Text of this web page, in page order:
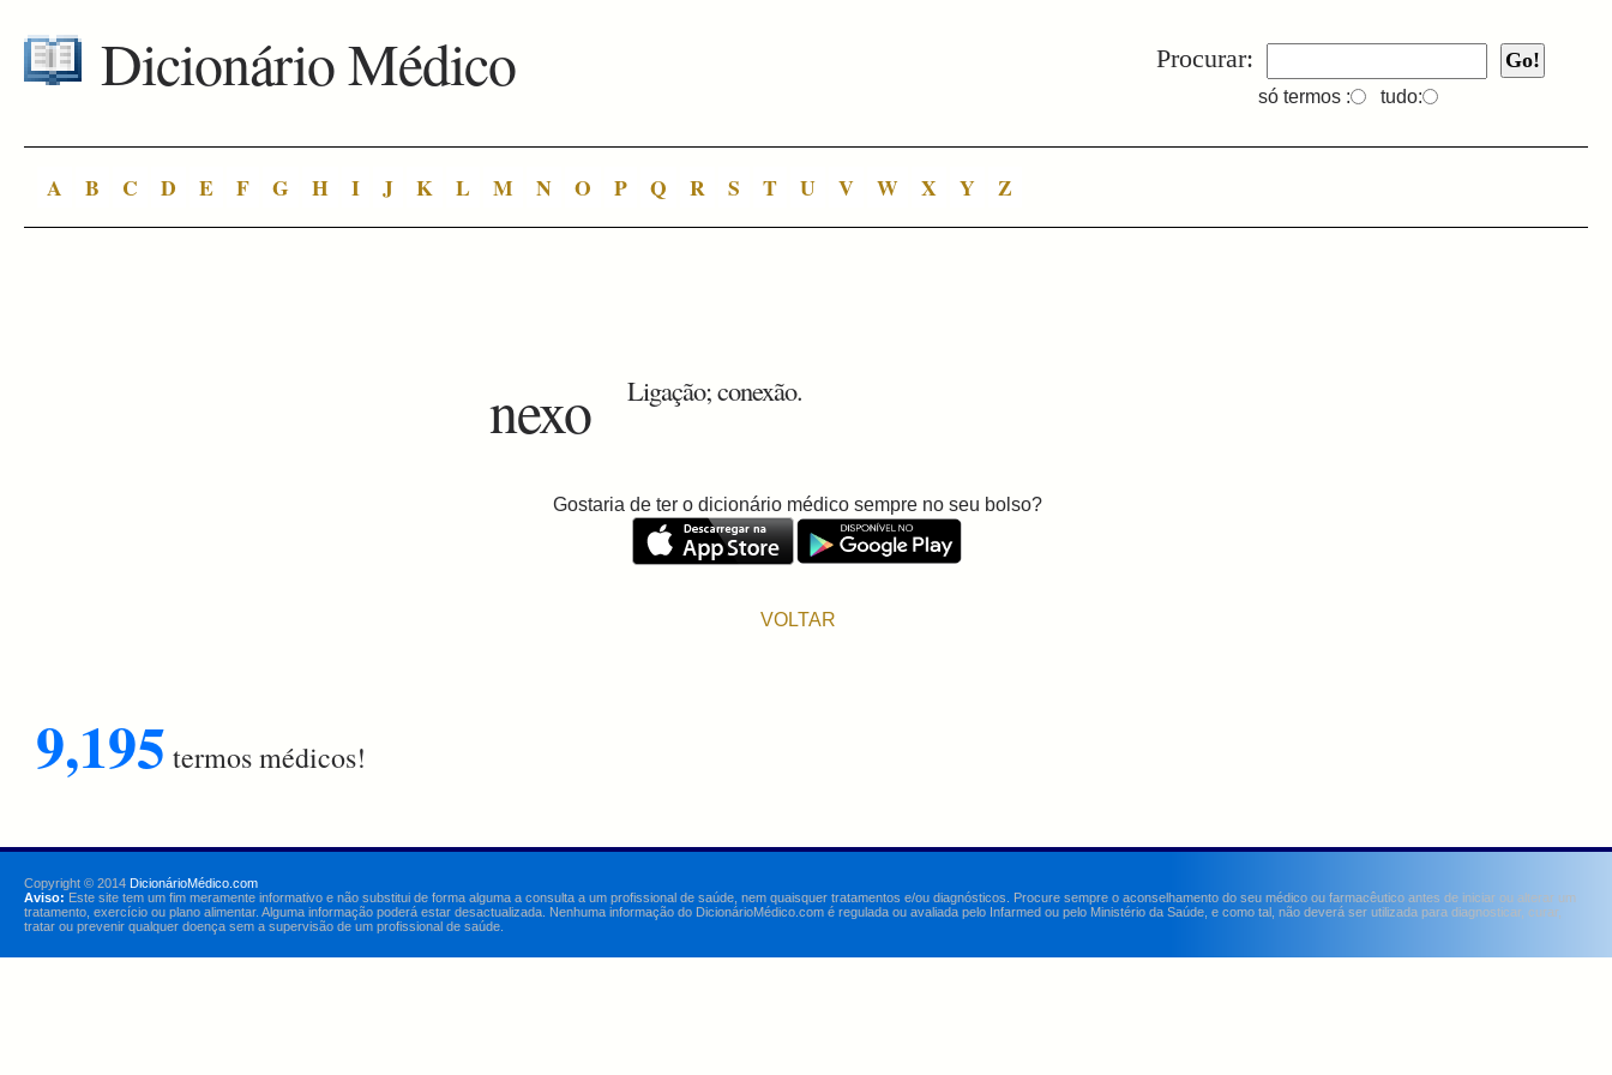
Procurar:
só termos : tudo:
Dicionário Médico
A B C D E F G H I J K L M N O P Q R S T U V W X Y Z
nexo Ligação; conexão.
Gostaria de ter o dicionário médico sempre no seu bolso?
VOLTAR
9,195 termos médicos!
Copyright © 2014 DicionárioMédico.com
Aviso: Este site tem um fim meramente informativo e não substitui de forma alguma a consulta a um profissional de saúde, nem quaisquer tratamentos e/ou diagnósticos. Procure sempre o aconselhamento do seu médico ou farmacêutico antes de iniciar ou alterar um
tratamento, exercício ou plano alimentar. Alguma informação poderá estar desactualizada. Nenhuma informação do DicionárioMédico.com é regulada ou avaliada pelo Infarmed ou pelo Ministério da Saúde, e como tal, não deverá ser utilizada para diagnosticar, curar,
tratar ou prevenir qualquer doença sem a supervisão de um profissional de saúde.